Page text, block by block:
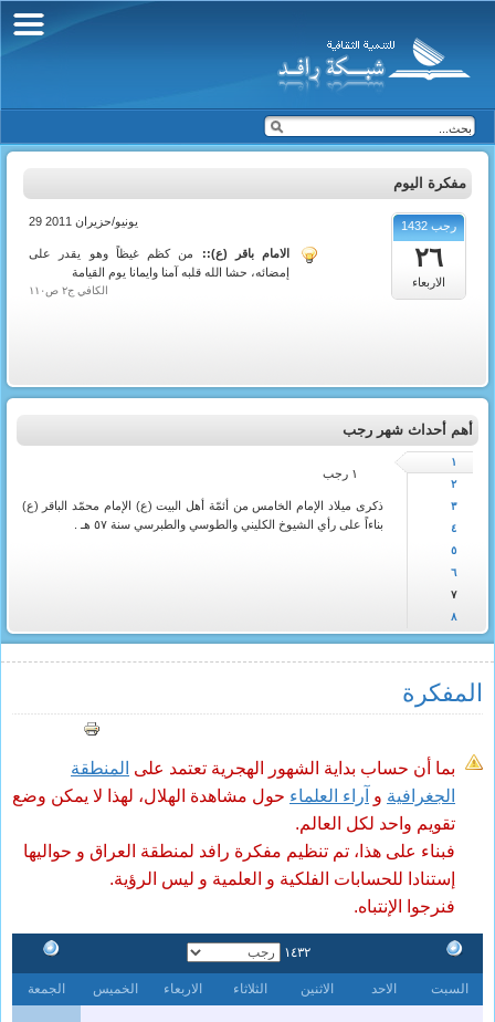
مفكرة اليوم
رجب 1432
٢٦
الاربعاء
29 يونيو/حزيران 2011
الامام باقر (ع)::
من كظم غيظاً وهو يقدر على
إمضائه، حشا الله قلبه آمنا وايمانا يوم القيامة
الكافي ج٢ ص١١٠
أهم أحداث شهر رجب
١
٢
٣
٤
٥
٦
٧
٨
١ رجب
ذكرى ميلاد الإمام الخامس من أئمّة أهل البيت (ع) الإمام محمّد الباقر (ع)
بناءاً على رأي الشيوخ الكليني والطوسي والطبرسي سنة ٥٧ هـ .
المفکرة
بما أن حساب بداية الشهور الهجرية تعتمد على المنطقة
الجغرافية و آراء العلماء حول مشاهدة الهلال، لهذا لا يمكن وضع
تقويم واحد لكل العالم.
فبناء على هذا، تم تنظيم مفكرة رافد لمنطقة العراق و حواليها
إستنادا للحسابات الفلكية و العلمية و ليس الرؤية.
فنرجوا الإنتباه.
١٤٣٢
السبت الاحد الاثنين الثلاثاء الاربعاء الخميس الجمعة